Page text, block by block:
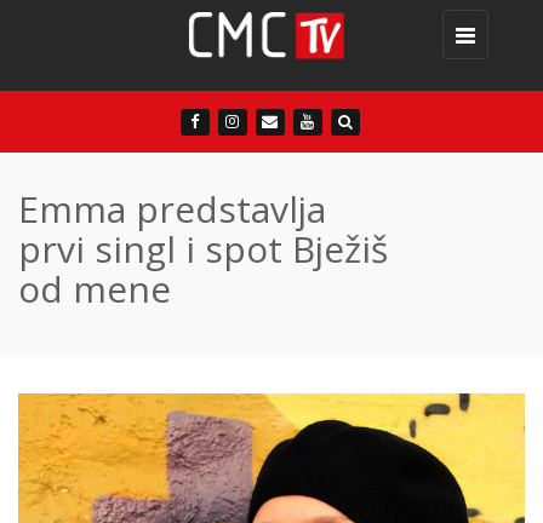
Toggle
Emma predstavlja
prvi singl i spot Bježiš
od mene